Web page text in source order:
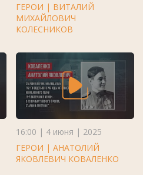
ГЕРОИ | ВИТАЛИЙ
МИХАЙЛОВИЧ
КОЛЕСНИКОВ
16:00 | 4 июня | 2025
ГЕРОИ | АНАТОЛИЙ
ЯКОВЛЕВИЧ КОВАЛЕНКО